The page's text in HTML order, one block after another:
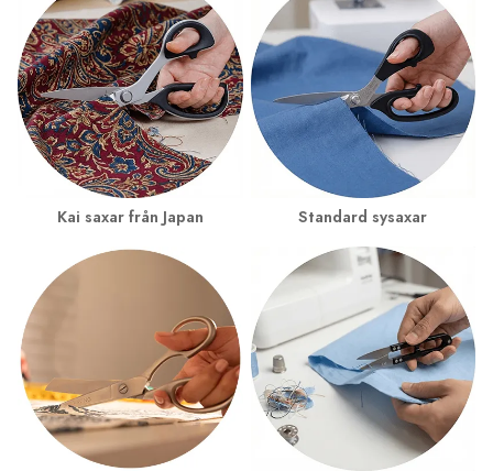
Kai saxar från Japan Standard sysaxar